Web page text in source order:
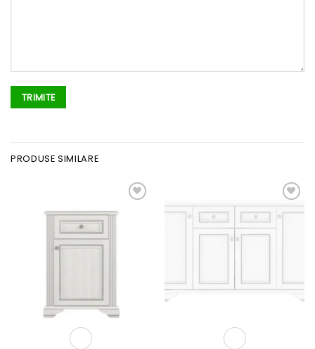
PRODUSE SIMILARE